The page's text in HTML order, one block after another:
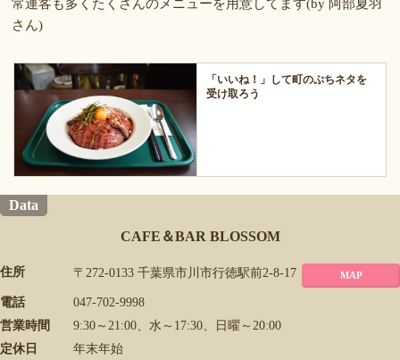
常連客も多くたくさんのメニューを用意してます(by 阿部夏羽
さん)
「いいね！」して町のぷちネタを
受け取ろう
Data
CAFE＆BAR BLOSSOM
住所 〒272-0133 千葉県市川市行徳駅前2-8-17 MAP
電話
047-702-9998
営業時間
9:30～21:00、水～17:30、日曜～20:00
定休日
年末年始